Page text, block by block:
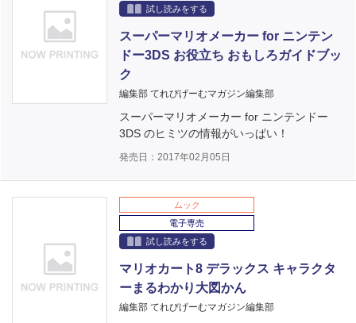
試し読みをする
スーパーマリオメーカー for ニンテン
ドー3DS お役立ち おもしろガイドブッ
ク
編集部 てれびげーむマガジン編集部
スーパーマリオメーカー for ニンテンドー
3DS のヒミツの情報がいっぱい！
発売日：2017年02月05日
ムック
電子専売
試し読みをする
マリオカート8 デラックス キャラクタ
ーまるわかり大図かん
編集部 てれびげーむマガジン編集部